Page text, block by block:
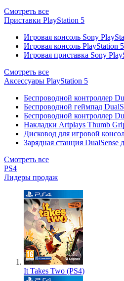
Смотреть все
Приставки PlayStation 5
Игровая консоль Sony
Игровая консоль PlayStation
Игровая приставка Sony
Смотреть все
Аксессуары PlayStation 5
Беспроводной контроллер
Беспроводной геймпад
Беспроводной контроллер
Накладки Artplays Thumb
Дисковод для игровой
Зарядная станция DualSense
Смотреть все
PS4
Лидеры продаж
It Takes Two (PS4)